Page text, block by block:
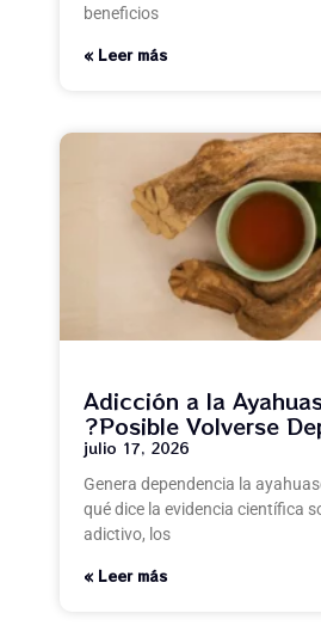
beneficios
Leer más »
Adicción a la
Posible Volverse
julio 17, 2026
¿Genera dependencia la
qué dice la evidencia científica
adictivo, los
Leer más »